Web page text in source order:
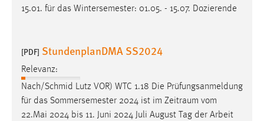
15.01. für das Wintersemester: 01.05. - 15.07. Dozierende
[PDF] StundenplanDMA SS2024
Relevanz:
Nach/Schmid Lutz VOR) WTC 1.18 Die Prüfungsanmeldung
für das Sommersemester 2024 ist im Zeitraum vom
22.Mai 2024 bis 11. Juni 2024 Juli August Tag der Arbeit